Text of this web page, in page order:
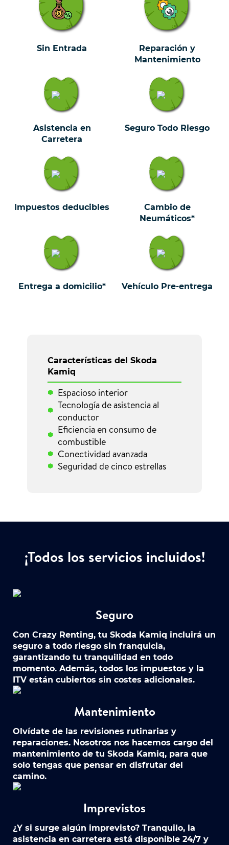
Sin Entrada
Reparación y
Mantenimiento
Asistencia en
Carretera
Seguro Todo Riesgo
Impuestos deducibles
Cambio de
Neumáticos*
Entrega a domicilio* Vehículo Pre-entrega
Características del Skoda
Kamiq
Espacioso interior
Tecnología de asistencia al
conductor
Eficiencia en consumo de
combustible
Conectividad avanzada
Seguridad de cinco estrellas
¡Todos los servicios incluidos!
Seguro
Con Crazy Renting, tu Skoda Kamiq incluirá un
seguro a todo riesgo sin franquicia,
garantizando tu tranquilidad en todo
momento. Además, todos los impuestos y la
ITV están cubiertos sin costes adicionales.
Mantenimiento
Olvídate de las revisiones rutinarias y
reparaciones. Nosotros nos hacemos cargo del
mantenimiento de tu Skoda Kamiq, para que
solo tengas que pensar en disfrutar del
camino.
Imprevistos
¿Y si surge algún imprevisto? Tranquilo, la
asistencia en carretera está disponible 24/7 y